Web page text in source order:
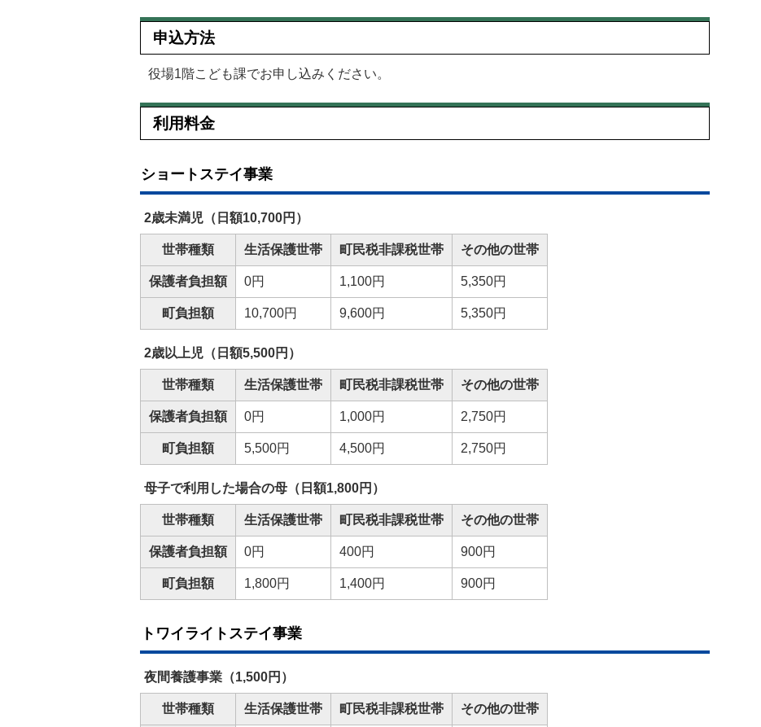
申込方法
役場1階こども課でお申し込みください。
利用料金
ショートステイ事業
2歳未満児（日額10,700円）
世帯種類 生活保護世帯 町民税非課税世帯 その他の世帯
保護者負担額 0円 1,100円 5,350円
町負担額 10,700円 9,600円 5,350円
2歳以上児（日額5,500円）
世帯種類 生活保護世帯 町民税非課税世帯 その他の世帯
保護者負担額 0円 1,000円 2,750円
町負担額 5,500円 4,500円 2,750円
母子で利用した場合の母（日額1,800円）
世帯種類 生活保護世帯 町民税非課税世帯 その他の世帯
保護者負担額 0円 400円 900円
町負担額 1,800円 1,400円 900円
トワイライトステイ事業
夜間養護事業（1,500円）
世帯種類 生活保護世帯 町民税非課税世帯 その他の世帯